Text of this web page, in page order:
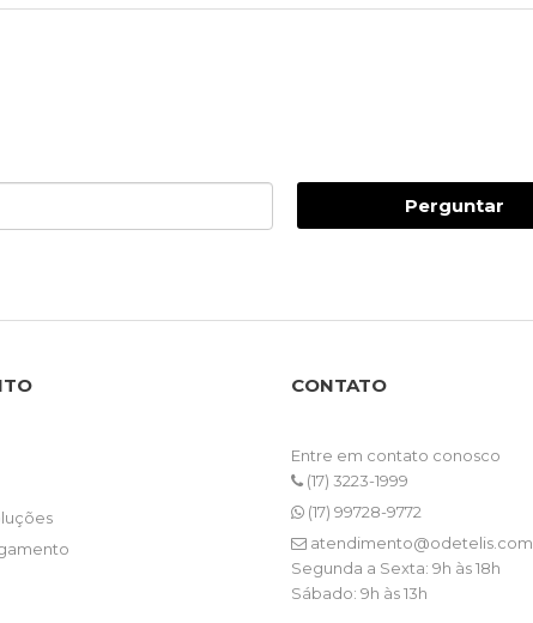
Perguntar
CONTATO
Entre em contato conosco
(17) 3223-1999
(17) 99728-9772
atendimento@odetelis.com
Segunda a Sexta: 9h às 18h
Sábado: 9h às 13h